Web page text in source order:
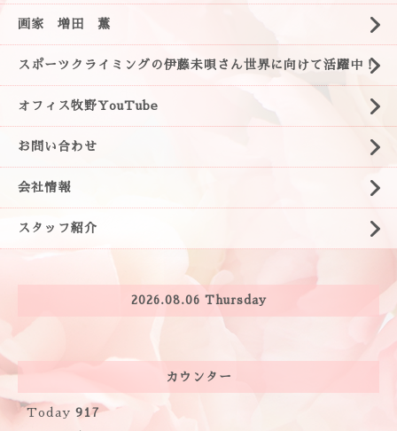
画家 増田 薫
スポーツクライミングの伊藤未唄さん世界に向けて活躍中！
オフィス牧野YouTube
お問い合わせ
会社情報
スタッフ紹介
2026.08.06 Thursday
カウンター
Today 917